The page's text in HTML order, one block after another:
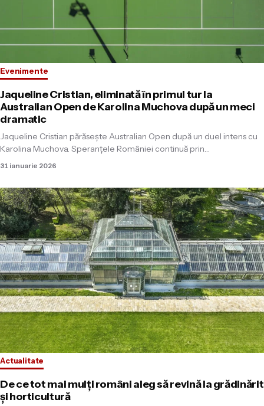
Evenimente
Jaqueline Cristian, eliminată în primul tur la
Australian Open de Karolina Muchova după un meci
dramatic
Jaqueline Cristian părăsește Australian Open după un duel intens cu
Karolina Muchova. Speranțele României continuă prin…
31 ianuarie 2026
Actualitate
De ce tot mai mulți români aleg să revină la grădinărit
și horticultură